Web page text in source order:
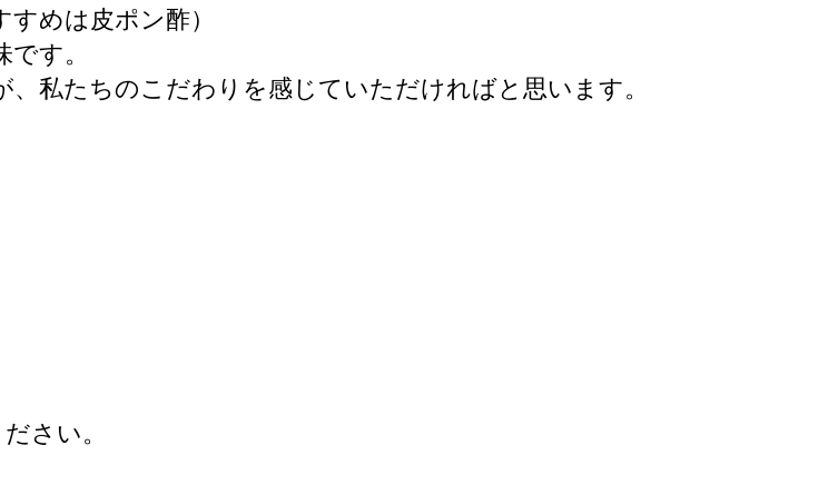
めは皮ポン酢）
す。
私たちのこだわりを感じていただければと思います。
さい。